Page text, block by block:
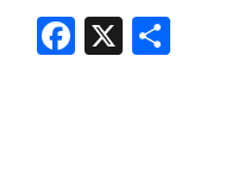
F
a
X 共